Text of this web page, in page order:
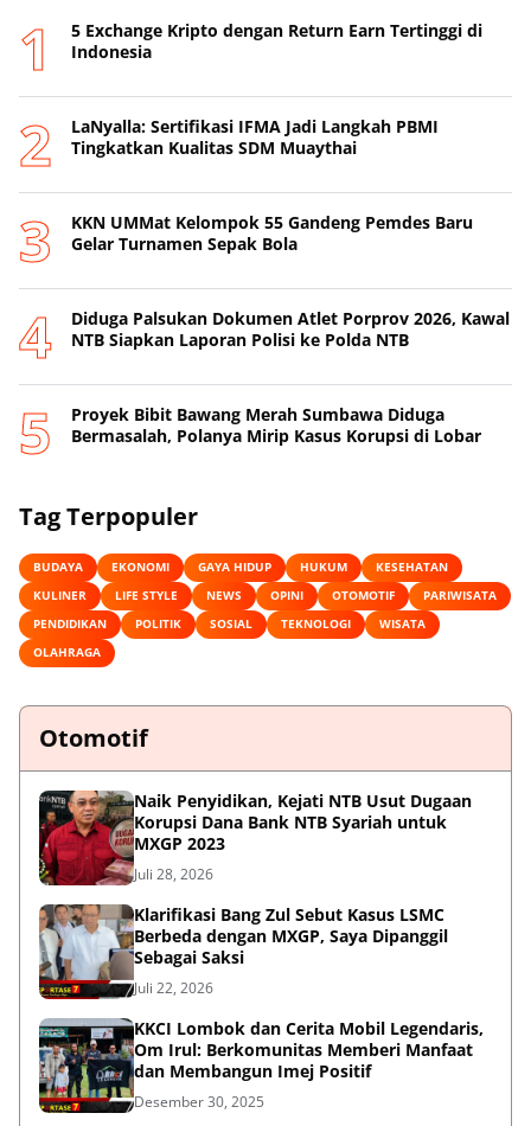
5 Exchange Kripto dengan Return Earn Tertinggi di
Indonesia
LaNyalla: Sertifikasi IFMA Jadi Langkah PBMI
Tingkatkan Kualitas SDM Muaythai
KKN UMMat Kelompok 55 Gandeng Pemdes Baru
Gelar Turnamen Sepak Bola
Diduga Palsukan Dokumen Atlet Porprov 2026, Kawal
NTB Siapkan Laporan Polisi ke Polda NTB
Proyek Bibit Bawang Merah Sumbawa Diduga
Bermasalah, Polanya Mirip Kasus Korupsi di Lobar
Tag Terpopuler
BUDAYA EKONOMI GAYA HIDUP HUKUM
KESEHATAN
KULINER
LIFE STYLE NEWS OPINI OTOMOTIF
PARIWISATA
PENDIDIKAN
POLITIK SOSIAL TEKNOLOGI
WISATA
OLAHRAGA
Otomotif
Naik Penyidikan, Kejati NTB Usut Dugaan
Korupsi Dana Bank NTB Syariah untuk
MXGP 2023
Juli 28, 2026
Klarifikasi Bang Zul Sebut Kasus LSMC
Berbeda dengan MXGP, Saya Dipanggil
Sebagai Saksi
Juli 22, 2026
KKCI Lombok dan Cerita Mobil Legendaris,
Om Irul: Berkomunitas Memberi Manfaat
dan Membangun Imej Positif
Desember 30, 2025